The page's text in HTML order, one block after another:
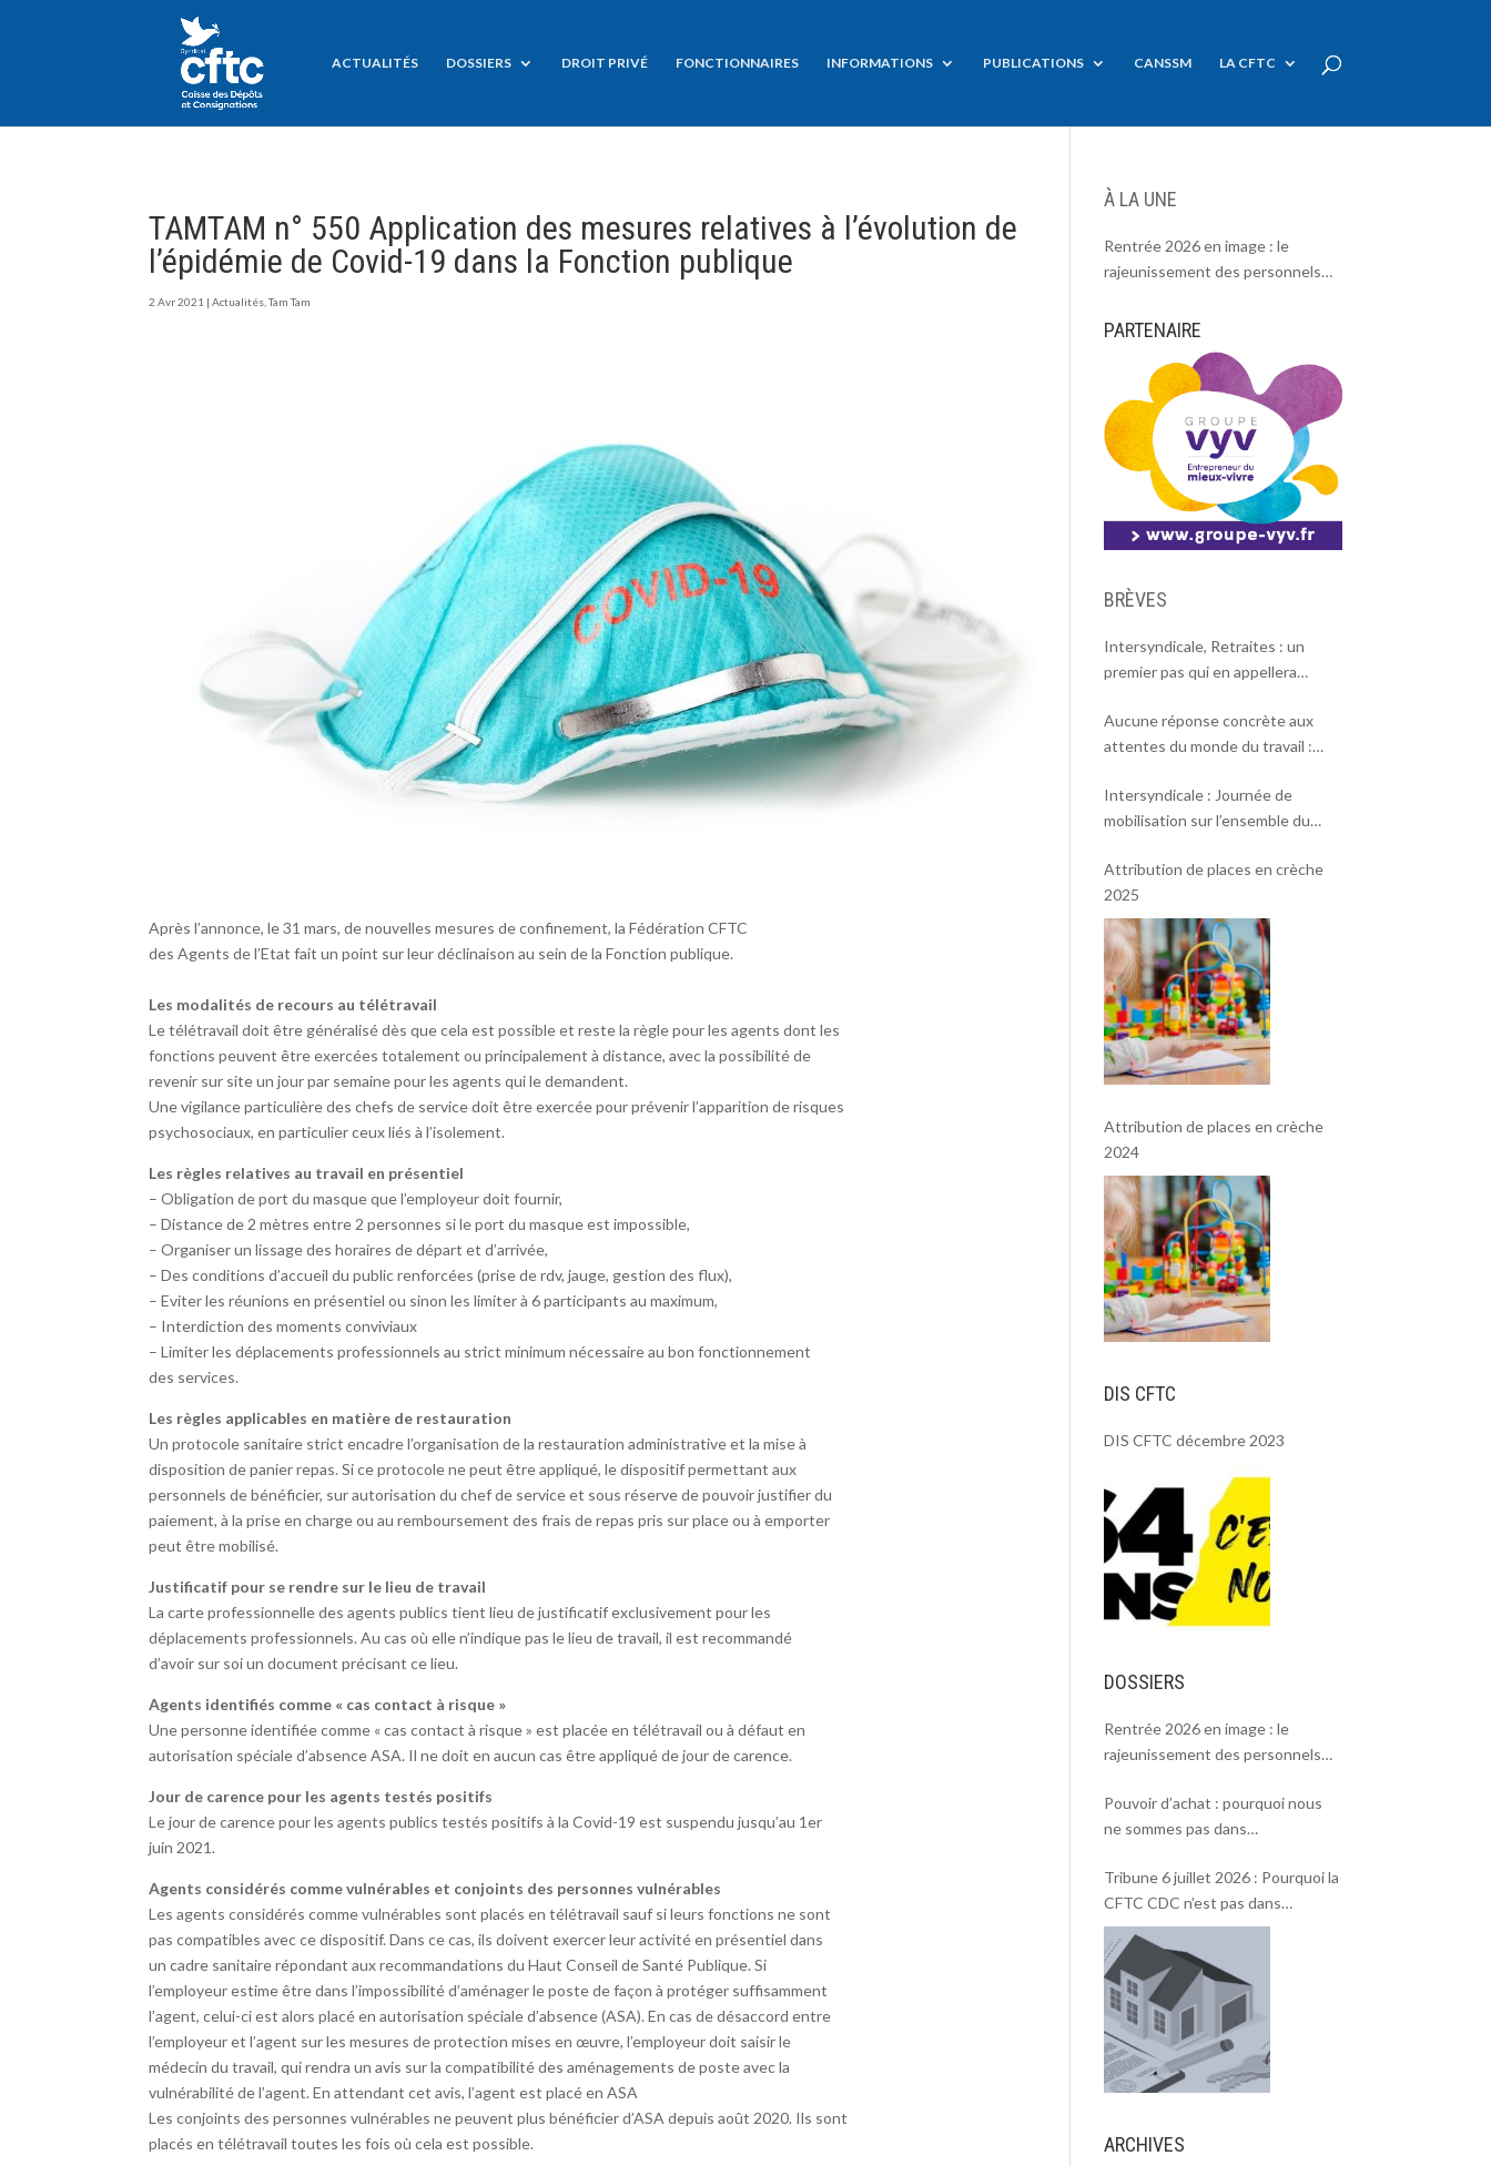
ACTUALITÉS DOSSIERS DROIT PRIVÉ FONCTIONNAIRES INFORMATIONS PUBLICATIONS CANSSM LA CFTC
TAMTAM n° 550 Application des mesures relatives à l’évolution de
l’épidémie de Covid-19 dans la Fonction publique
2 Avr 2021 |Actualités ,Tam Tam
Après l’annonce, le 31 mars, de nouvelles mesures de confinement, la Fédération CFTC
des Agents de l’Etat fait un point sur leur déclinaison au sein de la Fonction publique.
Les modalités de recours au télétravail
Le télétravail doit être généralisé dès que cela est possible et reste la règle pour les agents dont les
fonctions peuvent être exercées totalement ou principalement à distance, avec la possibilité de
revenir sur site un jour par semaine pour les agents qui le demandent.
Une vigilance particulière des chefs de service doit être exercée pour prévenir l’apparition de risques
psychosociaux, en particulier ceux liés à l’isolement.
Les règles relatives au travail en présentiel
– Obligation de port du masque que l’employeur doit fournir,
– Distance de 2 mètres entre 2 personnes si le port du masque est impossible,
– Organiser un lissage des horaires de départ et d’arrivée,
– Des conditions d’accueil du public renforcées (prise de rdv, jauge, gestion des flux),
– Eviter les réunions en présentiel ou sinon les limiter à 6 participants au maximum,
– Interdiction des moments conviviaux
– Limiter les déplacements professionnels au strict minimum nécessaire au bon fonctionnement
des services.
Les règles applicables en matière de restauration
Un protocole sanitaire strict encadre l’organisation de la restauration administrative et la mise à
disposition de panier repas. Si ce protocole ne peut être appliqué, le dispositif permettant aux
personnels de bénéficier, sur autorisation du chef de service et sous réserve de pouvoir justifier du
paiement, à la prise en charge ou au remboursement des frais de repas pris sur place ou à emporter
peut être mobilisé.
Justificatif pour se rendre sur le lieu de travail
La carte professionnelle des agents publics tient lieu de justificatif exclusivement pour les
déplacements professionnels. Au cas où elle n’indique pas le lieu de travail, il est recommandé
d’avoir sur soi un document précisant ce lieu.
Agents identifiés comme « cas contact à risque »
Une personne identifiée comme « cas contact à risque » est placée en télétravail ou à défaut en
autorisation spéciale d’absence ASA. Il ne doit en aucun cas être appliqué de jour de carence.
Jour de carence pour les agents testés positifs
Le jour de carence pour les agents publics testés positifs à la Covid-19 est suspendu jusqu’au 1er
juin 2021.
Agents considérés comme vulnérables et conjoints des personnes vulnérables
Les agents considérés comme vulnérables sont placés en télétravail sauf si leurs fonctions ne sont
pas compatibles avec ce dispositif. Dans ce cas, ils doivent exercer leur activité en présentiel dans
un cadre sanitaire répondant aux recommandations du Haut Conseil de Santé Publique. Si
l’employeur estime être dans l’impossibilité d’aménager le poste de façon à protéger suffisamment
l’agent, celui-ci est alors placé en autorisation spéciale d’absence (ASA). En cas de désaccord entre
l’employeur et l’agent sur les mesures de protection mises en œuvre, l’employeur doit saisir le
médecin du travail, qui rendra un avis sur la compatibilité des aménagements de poste avec la
vulnérabilité de l’agent. En attendant cet avis, l’agent est placé en ASA
Les conjoints des personnes vulnérables ne peuvent plus bénéficier d’ASA depuis août 2020. Ils sont
placés en télétravail toutes les fois où cela est possible.
À LA UNE
Rentrée 2026 en image : le
rajeunissement des personnels
PARTENAIRE
BRÈVES
Intersyndicale, Retraites : un
premier pas qui en appellera
Aucune réponse concrète aux
attentes du monde du travail :
mobilisation massive le 2 octobre !
Intersyndicale : Journée de
mobilisation sur l’ensemble du
Attribution de places en crèche
2025
Attribution de places en crèche
2024
DIS CFTC
DIS CFTC décembre 2023
DOSSIERS
Rentrée 2026 en image : le
rajeunissement des personnels
Pouvoir d’achat : pourquoi nous
ne sommes pas dans
Tribune 6 juillet 2026 : Pourquoi la
CFTC CDC n’est pas dans
l’intersyndicale « Pouvoir d’achat »
et Rentrée 2026 .
ARCHIVES